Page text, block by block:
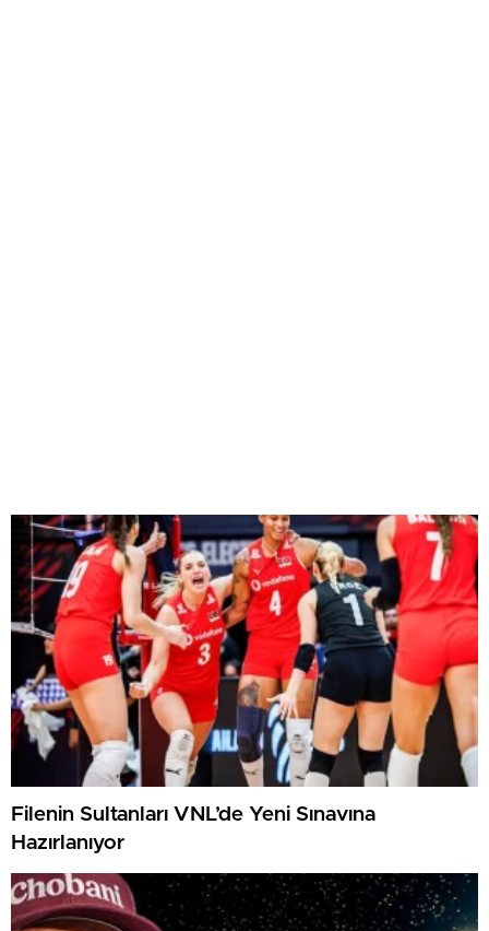
Filenin Sultanları VNL’de Yeni Sınavına
Hazırlanıyor